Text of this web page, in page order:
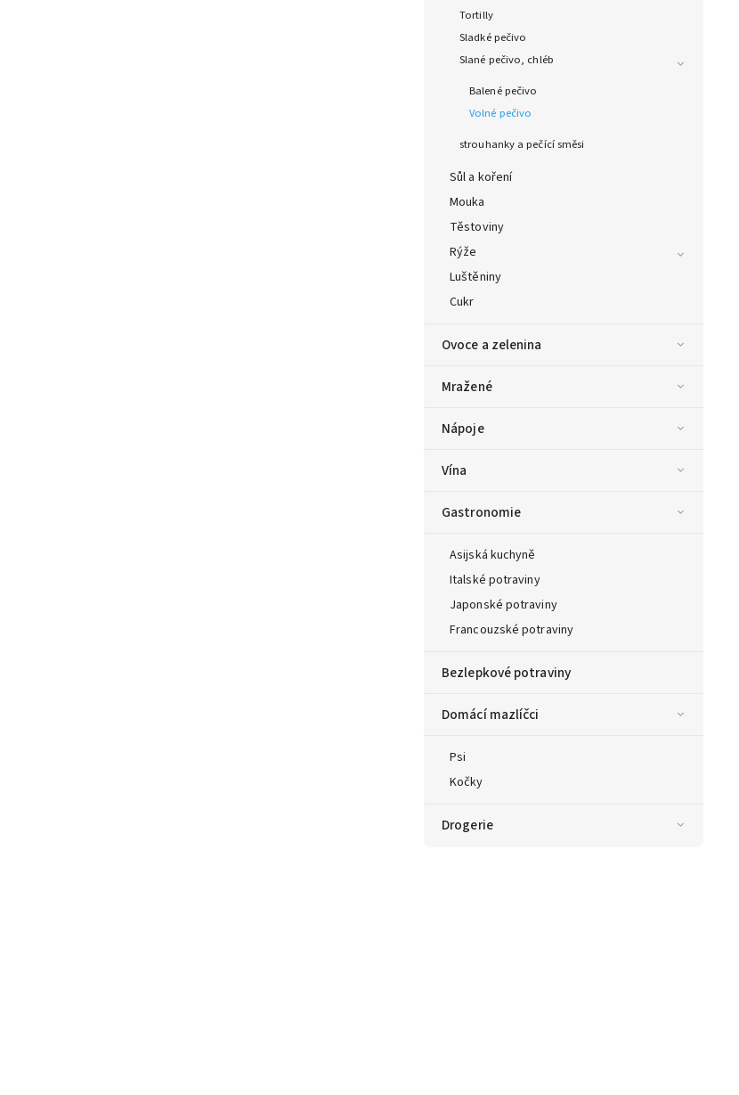
Tortilly
Sladké pečivo
Slané pečivo, chléb
Balené pečivo
Volné pečivo
strouhanky a pečící směsi
Sůl a koření
Mouka
Těstoviny
Rýže
Luštěniny
Cukr
Ovoce a zelenina
Mražené
Nápoje
Vína
Gastronomie
Asijská kuchyně
Italské potraviny
Japonské potraviny
Francouzské potraviny
Bezlepkové potraviny
Domácí mazlíčci
Psi
Kočky
Drogerie